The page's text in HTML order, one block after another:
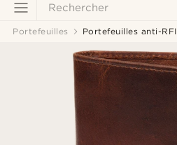
Rechercher
Portefeuilles Portefeuilles anti-